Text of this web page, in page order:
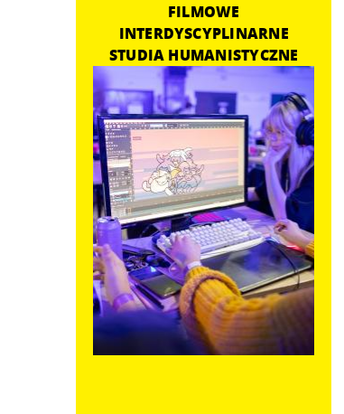
FILMOWE
INTERDYSCYPLINARNE
STUDIA HUMANISTYCZNE